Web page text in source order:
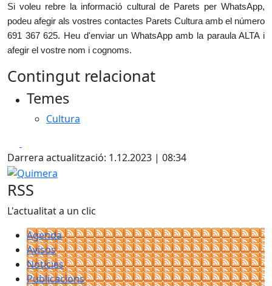
Si voleu rebre la informació cultural de Parets per WhatsApp,
podeu afegir als vostres contactes Parets Cultura amb el número
691 367 625. Heu d'enviar un WhatsApp amb la paraula ALTA i
afegir el vostre nom i cognoms.
Contingut relacionat
Temes
Cultura
Darrera actualització: 1.12.2023 | 08:34
Quimera
RSS
L'actualitat a un clic
Agenda
Avisos
Notícies
Publicacions